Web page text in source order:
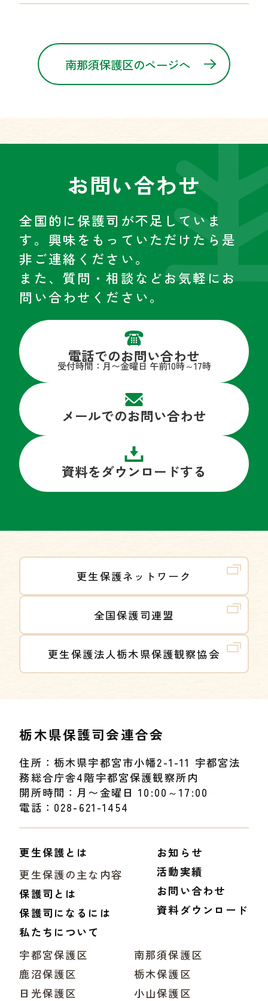
南那須保護区のページへ
お問い合わせ
全国的に保護司が不足していま
す。興味をもっていただけたら是
非ご連絡ください。
また、質問・相談などお気軽にお
問い合わせください。
電話でのお問い合わせ
受付時間：月〜金曜日 午前10時～17時
メールでのお問い合わせ
資料をダウンロードする
更生保護ネットワーク
全国保護司連盟
更生保護法人栃木県保護観察協会
栃木県保護司会連合会
住所：栃木県宇都宮市小幡2-1-11 宇都宮法
務総合庁舎4階宇都宮保護観察所内
開所時間：月〜金曜日 10:00～17:00
電話：028-621-1454
更生保護とは
更生保護の主な内容
保護司とは
保護司になるには
お知らせ
活動実績
お問い合わせ
資料ダウンロード
私たちについて
宇都宮保護区
鹿沼保護区
日光保護区
南那須保護区
栃木保護区
小山保護区